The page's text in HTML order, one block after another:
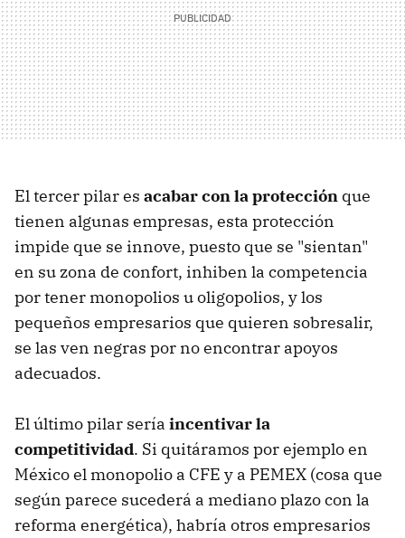
El tercer pilar es acabar con la protección que
tienen algunas empresas, esta protección
impide que se innove, puesto que se "sientan"
en su zona de confort, inhiben la competencia
por tener monopolios u oligopolios, y los
pequeños empresarios que quieren sobresalir,
se las ven negras por no encontrar apoyos
adecuados.
El último pilar sería incentivar la
competitividad. Si quitáramos por ejemplo en
México el monopolio a CFE y a PEMEX (cosa que
según parece sucederá a mediano plazo con la
reforma energética), habría otros empresarios